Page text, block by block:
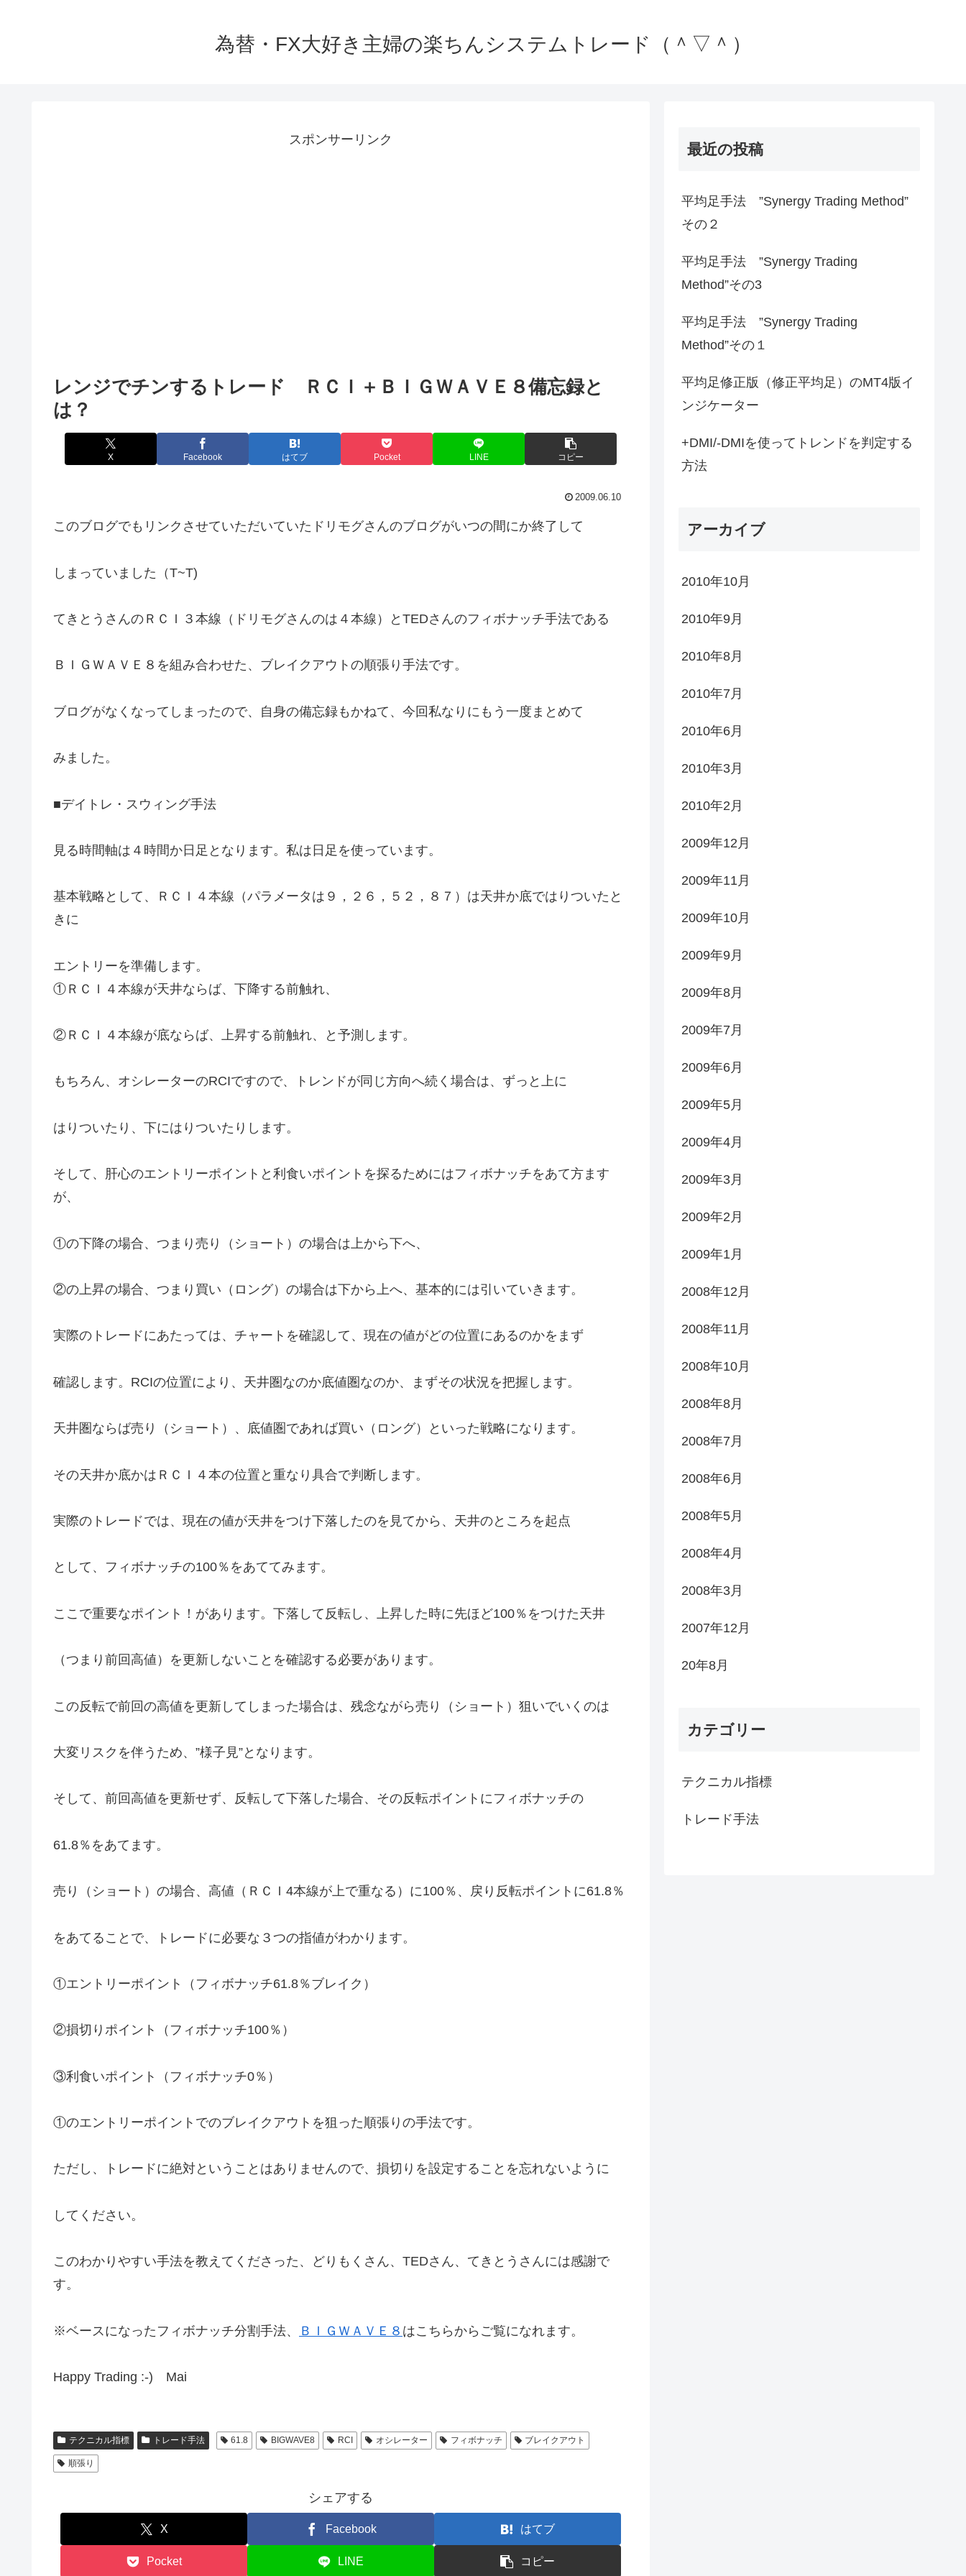
為替・FX大好き主婦の楽ちんシステムトレード（＾▽＾）
スポンサーリンク
レンジでチンするトレード ＲＣＩ＋ＢＩＧＷＡＶＥ８備忘録と
は？
X Facebook はてブ Pocket LINE コピー
2009.06.10
このブログでもリンクさせていただいていたドリモグさんのブログがいつの間にか終了して
しまっていました（T~T)
てきとうさんのＲＣＩ３本線（ドリモグさんのは４本線）とTEDさんのフィボナッチ手法である
ＢＩＧＷＡＶＥ８を組み合わせた、ブレイクアウトの順張り手法です。
ブログがなくなってしまったので、自身の備忘録もかねて、今回私なりにもう一度まとめて
みました。
■デイトレ・スウィング手法
見る時間軸は４時間か日足となります。私は日足を使っています。
基本戦略として、ＲＣＩ４本線（パラメータは９，２６，５２，８７）は天井か底ではりついたと
きに
エントリーを準備します。
①ＲＣＩ４本線が天井ならば、下降する前触れ、
②ＲＣＩ４本線が底ならば、上昇する前触れ、と予測します。
もちろん、オシレーターのRCIですので、トレンドが同じ方向へ続く場合は、ずっと上に
はりついたり、下にはりついたりします。
そして、肝心のエントリーポイントと利食いポイントを探るためにはフィボナッチをあて方ます
が、
①の下降の場合、つまり売り（ショート）の場合は上から下へ、
②の上昇の場合、つまり買い（ロング）の場合は下から上へ、基本的には引いていきます。
実際のトレードにあたっては、チャートを確認して、現在の値がどの位置にあるのかをまず
確認します。RCIの位置により、天井圏なのか底値圏なのか、まずその状況を把握します。
天井圏ならば売り（ショート）、底値圏であれば買い（ロング）といった戦略になります。
その天井か底かはＲＣＩ４本の位置と重なり具合で判断します。
実際のトレードでは、現在の値が天井をつけ下落したのを見てから、天井のところを起点
として、フィボナッチの100％をあててみます。
ここで重要なポイント！があります。下落して反転し、上昇した時に先ほど100％をつけた天井
（つまり前回高値）を更新しないことを確認する必要があります。
この反転で前回の高値を更新してしまった場合は、残念ながら売り（ショート）狙いでいくのは
大変リスクを伴うため、”様子見”となります。
そして、前回高値を更新せず、反転して下落した場合、その反転ポイントにフィボナッチの
61.8％をあてます。
売り（ショート）の場合、高値（ＲＣＩ4本線が上で重なる）に100％、戻り反転ポイントに61.8％
をあてることで、トレードに必要な３つの指値がわかります。
①エントリーポイント（フィボナッチ61.8％ブレイク）
②損切りポイント（フィボナッチ100％）
③利食いポイント（フィボナッチ0％）
①のエントリーポイントでのブレイクアウトを狙った順張りの手法です。
ただし、トレードに絶対ということはありませんので、損切りを設定することを忘れないように
してください。
このわかりやすい手法を教えてくださった、どりもくさん、TEDさん、てきとうさんには感謝で
す。
※ベースになったフィボナッチ分割手法、 ＢＩＧＷＡＶＥ８ はこちらからご覧になれます。
Happy Trading :-) Mai
テクニカル指標 トレード手法 61.8 BIGWAVE8 RCI オシレーター フィボナッチ ブレイクアウト
順張り
シェアする
X Facebook はてブ
Pocket LINE コピー
最近の投稿
平均足手法 ”Synergy Trading Method”
その２
平均足手法 ”Synergy Trading
Method”その3
平均足手法 ”Synergy Trading
Method”その１
平均足修正版（修正平均足）のMT4版イ
ンジケーター
+DMI/-DMIを使ってトレンドを判定する
方法
アーカイブ
2010年10月
2010年9月
2010年8月
2010年7月
2010年6月
2010年3月
2010年2月
2009年12月
2009年11月
2009年10月
2009年9月
2009年8月
2009年7月
2009年6月
2009年5月
2009年4月
2009年3月
2009年2月
2009年1月
2008年12月
2008年11月
2008年10月
2008年8月
2008年7月
2008年6月
2008年5月
2008年4月
2008年3月
2007年12月
20年8月
カテゴリー
テクニカル指標
トレード手法